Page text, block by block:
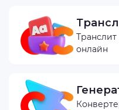
Транслит
онлайн